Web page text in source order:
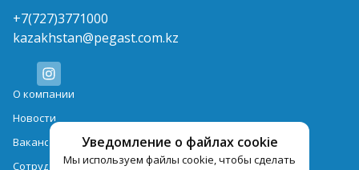
Уведомление о файлах cookie
Мы используем файлы cookie, чтобы сделать
+7(727)3771000
kazakhstan@pegast.com.kz
О компании
Новости
Вакансии
Сотрудничество